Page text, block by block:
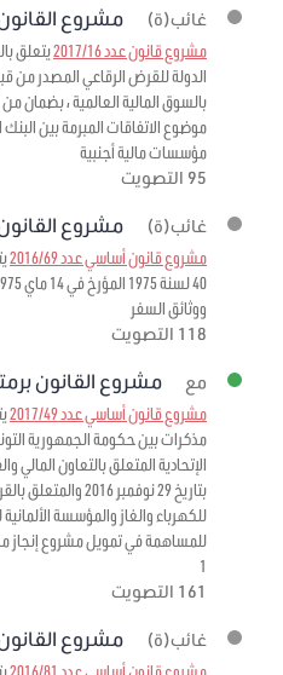
غائب(ة) مشروع
مشروع قانون عدد 2017/16
يتعلق
الدولة للقرض الرقاعي المصدر من
بالسوق المالية العالمية ، بضمان من
موضوع الاتفاقات المبرمة بين
مؤسسات مالية أجنبية
95 التصويت
غائب(ة) مشروع
مشروع قانون أساسي عدد 2016/69
ووثائق السفر
118 التصويت
مع مشروع القانون
مشروع قانون أساسي عدد 2017/49
مذكرات بين حكومة الجمهورية
الإتحادية المتعلق بالتعاون المالي
بتاريخ 29 نوفمبر
للكهرباء والغاز والمؤسسة
للمساهمة في تمويل مشروع إنجاز
1
161 التصويت
غائب(ة) مشروع